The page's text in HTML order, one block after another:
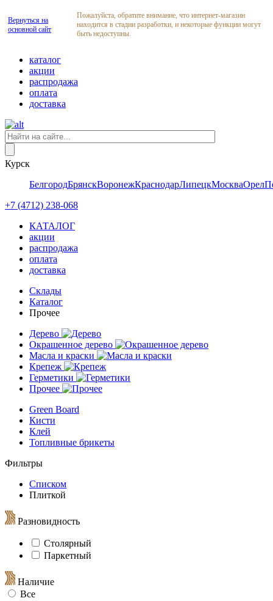
Вернуться на
основной сайт
Пожалуйста, обратите внимание, что интернет-магазин
находится в стадии разработки, и некоторые функции могут
быть недоступны.
каталог
акции
распродажа
оплата
доставка
Курск
БелгородБрянскВоронежКраснодарЛипецкМоскваОрел
+7 (4712) 238-068
КАТАЛОГ
акции
распродажа
оплата
доставка
Склады
Каталог
Прочее
Дерево
Окрашенное дерево
Масла и краски
Крепеж
Герметики
Прочее
Green Board
Кисти
Клей
Топливные брикеты
Фильтры
Списком
Плиткой
Разновидность
Столярный
Паркетный
Наличие
Все